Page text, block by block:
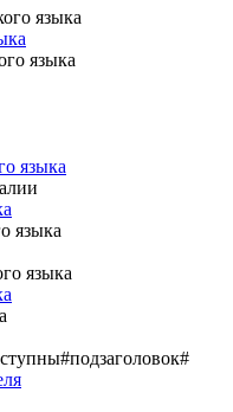
языка
языка
языка
языка
языка